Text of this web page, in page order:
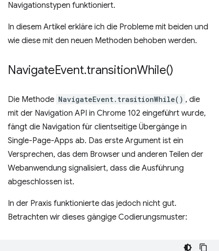
Navigationstypen funktioniert.
In diesem Artikel erkläre ich die Probleme mit beiden und
wie diese mit den neuen Methoden behoben werden.
NavigateEvent.transitionWhile()
Die Methode NavigateEvent.trasitionWhile() , die
mit der Navigation API in Chrome 102 eingeführt wurde,
fängt die Navigation für clientseitige Übergänge in
Single-Page-Apps ab. Das erste Argument ist ein
Versprechen, das dem Browser und anderen Teilen der
Webanwendung signalisiert, dass die Ausführung
abgeschlossen ist.
In der Praxis funktionierte das jedoch nicht gut.
Betrachten wir dieses gängige Codierungsmuster: